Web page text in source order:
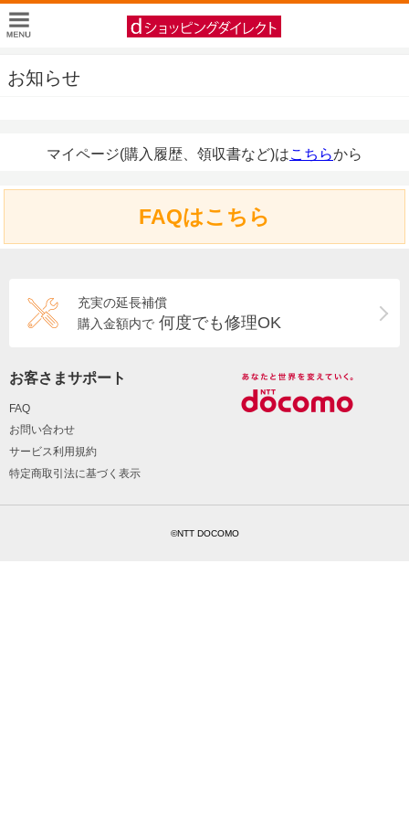
お知らせ
マイページ(購入履歴、領収書など)はこちらから
FAQはこちら
充実の延長補償
購入金額内で 何度でも修理OK
お客さまサポート
FAQ
お問い合わせ
サービス利用規約
特定商取引法に基づく表示
©NTT DOCOMO